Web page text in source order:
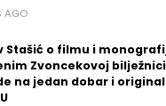
AGO
Stašić o filmu i
Zvoncekovoj
na jedan dobar i